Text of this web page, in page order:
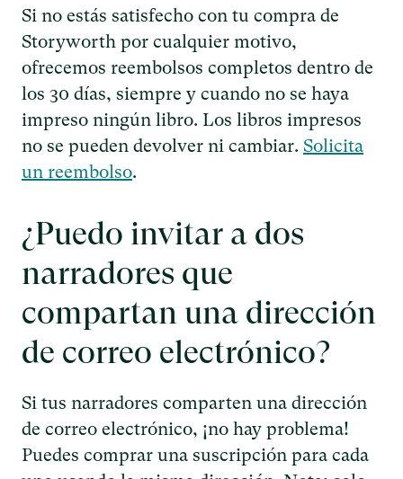
Si no estás satisfecho con tu compra de
Storyworth por cualquier motivo,
ofrecemos reembolsos completos dentro de
los 30 días, siempre y cuando no se haya
impreso ningún libro. Los libros impresos
no se pueden devolver ni cambiar. Solicita
un reembolso.
¿Puedo invitar a dos
narradores que
compartan una dirección
de correo electrónico?
Si tus narradores comparten una dirección
de correo electrónico, ¡no hay problema!
Puedes comprar una suscripción para cada